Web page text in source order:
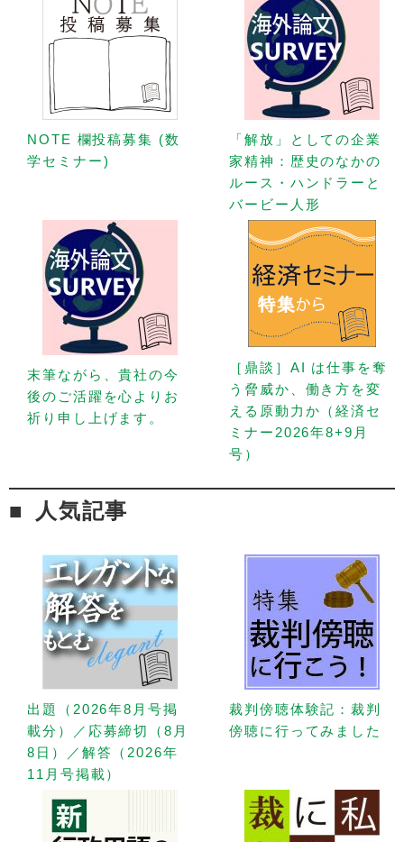
NOTE 欄投稿募集 (数
学セミナー)
「解放」としての企業
家精神：歴史のなかの
ルース・ハンドラーと
バービー人形
末筆ながら、貴社の今
後のご活躍を心よりお
祈り申し上げます。
［鼎談］AI は仕事を奪
う脅威か、働き方を変
える原動力か（経済セ
ミナー2026年8+9月
号）
人気記事
出題（2026年8月号掲
載分）／応募締切（8月
8日）／解答（2026年
11月号掲載）
裁判傍聴体験記：裁判
傍聴に行ってみました